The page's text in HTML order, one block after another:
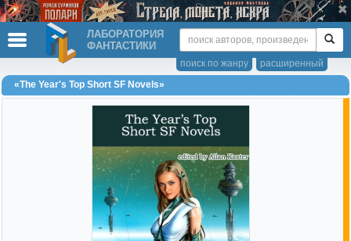
ЛАБОРАТОРИЯ
ФАНТАСТИКИ
расширенный
поиск по жанру
«The Year's Top Short SF Novels»